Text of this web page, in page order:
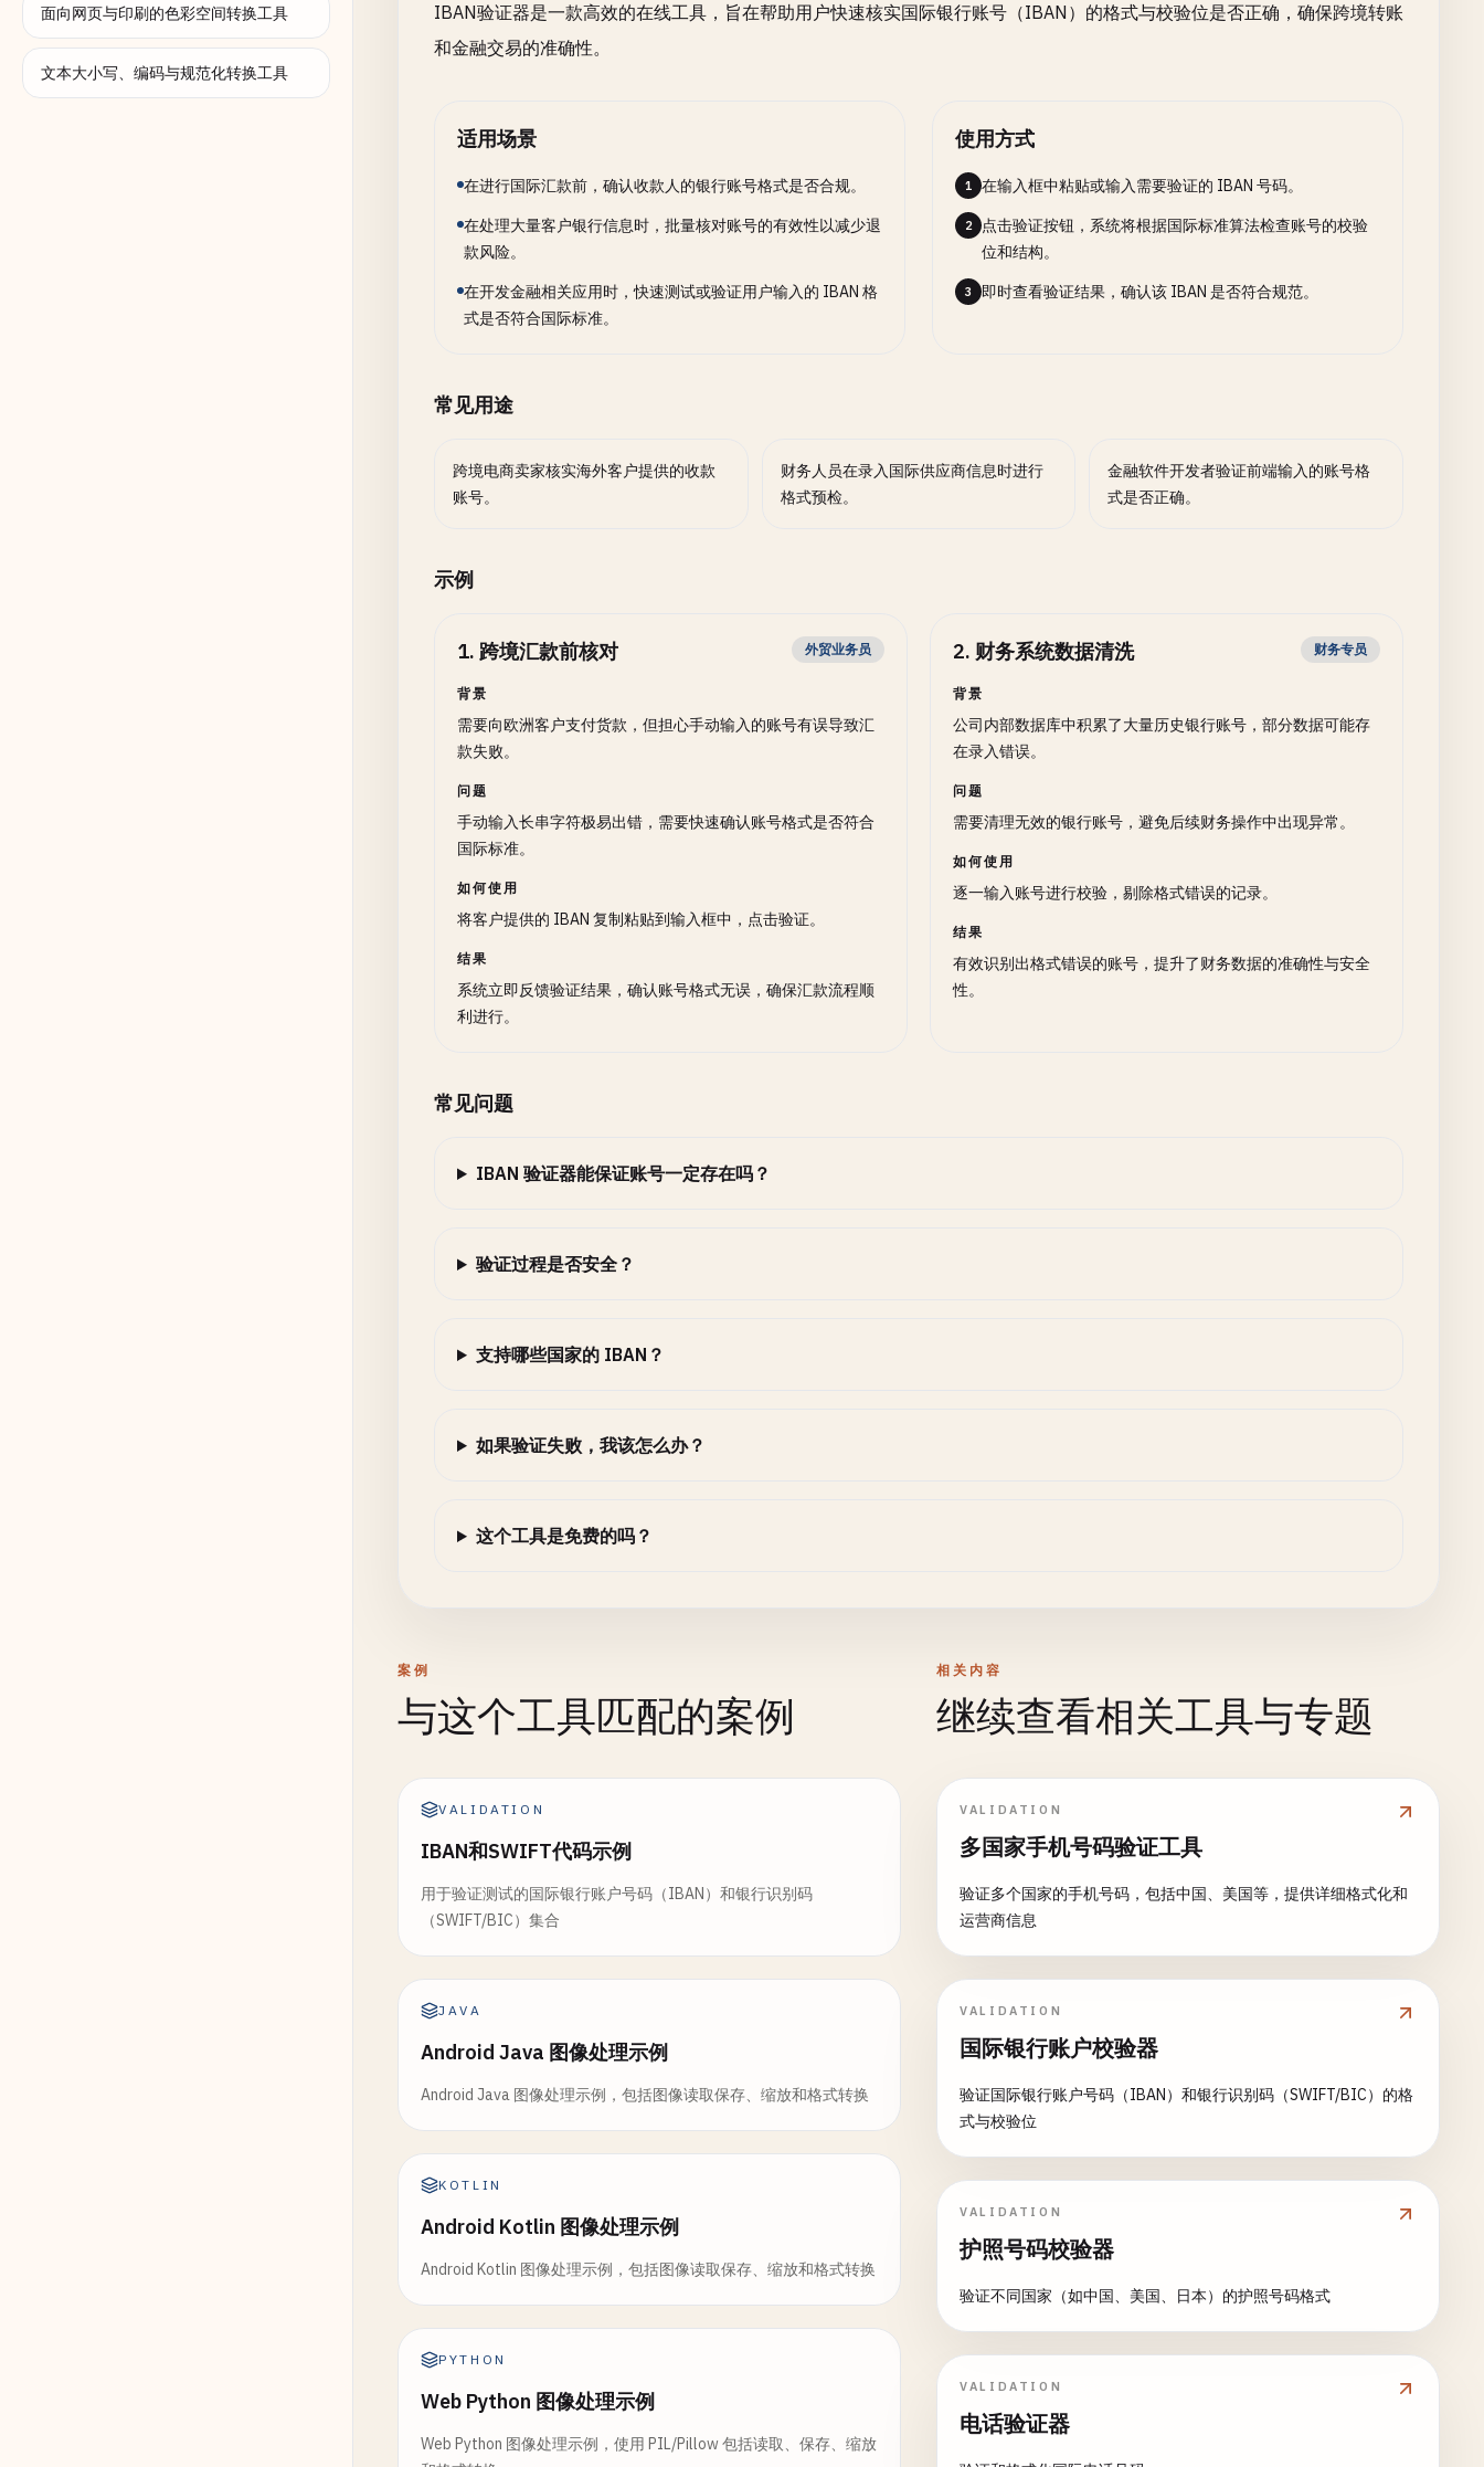
面向网页与印刷的色彩空间转换工具
文本大小写、编码与规范化转换工具
IBAN验证器是一款高效的在线工具，旨在帮助用户快速核实国际银行账号（IBAN）的格式与校验位是否正确，确保跨境转账
和金融交易的准确性。
适用场景
在进行国际汇款前，确认收款人的银行账号格式是否合规。
在处理大量客户银行信息时，批量核对账号的有效性以减少退
款风险。
在开发金融相关应用时，快速测试或验证用户输入的 IBAN 格
式是否符合国际标准。
使用方式
1 在输入框中粘贴或输入需要验证的 IBAN 号码。
2
点击验证按钮，系统将根据国际标准算法检查账号的校验
位和结构。
3 即时查看验证结果，确认该 IBAN 是否符合规范。
常见用途
跨境电商卖家核实海外客户提供的收款
账号。
财务人员在录入国际供应商信息时进行
格式预检。
金融软件开发者验证前端输入的账号格
式是否正确。
示例
1. 跨境汇款前核对 外贸业务员
背景
需要向欧洲客户支付货款，但担心手动输入的账号有误导致汇
款失败。
问题
手动输入长串字符极易出错，需要快速确认账号格式是否符合
国际标准。
如何使用
将客户提供的 IBAN 复制粘贴到输入框中，点击验证。
结果
系统立即反馈验证结果，确认账号格式无误，确保汇款流程顺
利进行。
2. 财务系统数据清洗 财务专员
背景
公司内部数据库中积累了大量历史银行账号，部分数据可能存
在录入错误。
问题
需要清理无效的银行账号，避免后续财务操作中出现异常。
如何使用
逐一输入账号进行校验，剔除格式错误的记录。
结果
有效识别出格式错误的账号，提升了财务数据的准确性与安全
性。
常见问题
IBAN 验证器能保证账号一定存在吗？
验证过程是否安全？
支持哪些国家的 IBAN？
如果验证失败，我该怎么办？
这个工具是免费的吗？
案例
与这个工具匹配的案例
VALIDATION
IBAN和SWIFT代码示例
用于验证测试的国际银行账户号码（IBAN）和银行识别码
（SWIFT/BIC）集合
JAVA
Android Java 图像处理示例
Android Java 图像处理示例，包括图像读取保存、缩放和格式转换
KOTLIN
Android Kotlin 图像处理示例
Android Kotlin 图像处理示例，包括图像读取保存、缩放和格式转换
PYTHON
Web Python 图像处理示例
Web Python 图像处理示例，使用 PIL/Pillow 包括读取、保存、缩放
相关内容
继续查看相关工具与专题
VALIDATION
多国家手机号码验证工具
验证多个国家的手机号码，包括中国、美国等，提供详细格式化和
运营商信息
VALIDATION
国际银行账户校验器
验证国际银行账户号码（IBAN）和银行识别码（SWIFT/BIC）的格
式与校验位
VALIDATION
护照号码校验器
验证不同国家（如中国、美国、日本）的护照号码格式
VALIDATION
电话验证器